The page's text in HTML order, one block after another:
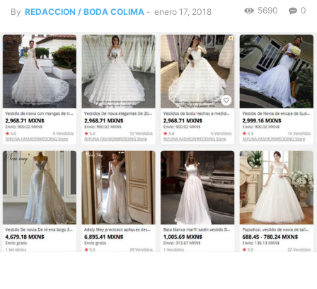
By REDACCION / BODA COLIMA - enero 17, 2018 0
5690